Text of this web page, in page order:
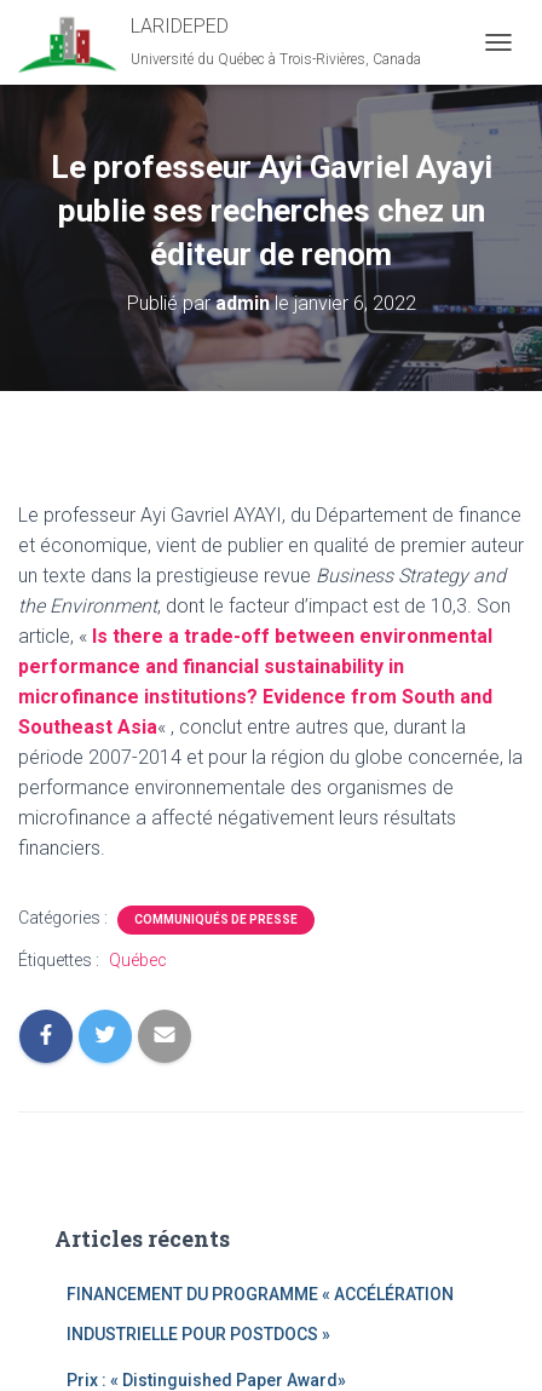
LARIDEPED
Université du Québec à Trois-Rivières, Canada
É
P
L
V
I
G
A
Le professeur Ayi Gavriel Ayayi
publie ses recherches chez un
éditeur de renom
Publié paradminlejanvier 6, 2022
Le professeur Ayi Gavriel AYAYI, du Département de finance
et économique, vient de publier en qualité de premier auteur
un texte dans la prestigieuse revue Business Strategy and
the Environment, dont le facteur d’impact est de 10,3. Son
article, « Is there a trade-off between environmental
performance and financial sustainability in
microfinance institutions? Evidence from South and
Southeast Asia« , conclut entre autres que, durant la
période 2007-2014 et pour la région du globe concernée, la
performance environnementale des organismes de
microfinance a affecté négativement leurs résultats
financiers.
Catégories : COMMUNIQUÉS DE PRESSE
Étiquettes : Québec
Articles récents
FINANCEMENT DU PROGRAMME « ACCÉLÉRATION
INDUSTRIELLE POUR POSTDOCS »
Prix : « Distinguished Paper Award»